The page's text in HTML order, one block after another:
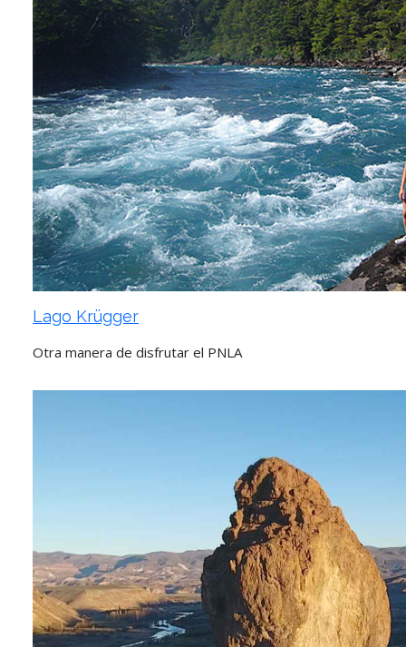
Lago Krügger
Otra manera de disfrutar el PNLA